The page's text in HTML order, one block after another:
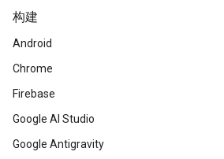
构建
Android
Chrome
Firebase
Google AI Studio
Google Antigravity